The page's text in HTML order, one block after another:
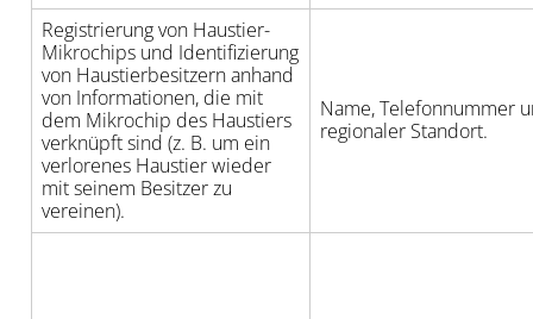
Registrierung von Haustier-
Mikrochips und Identifizierung
von Haustierbesitzern anhand
von Informationen, die mit
dem Mikrochip des Haustiers
verknüpft sind (z. B. um ein
verlorenes Haustier wieder
mit seinem Besitzer zu
vereinen).
Name, Telefonnummer
regionaler Standort.